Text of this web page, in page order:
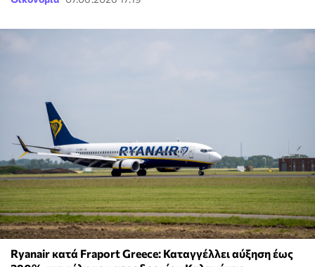
Ryanair κατά Fraport Greece: Καταγγέλλει αύξηση έως